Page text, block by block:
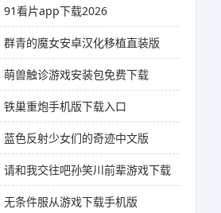
91看片app下载2026
群青的魔女安卓汉化移植直装版
萌兽触诊游戏安装包免费下载
铁巢重炮手机版下载入口
蓝色反射少女们的奇迹中文版
请和我交往吧孙笑川前辈游戏下载
无条件服从游戏下载手机版